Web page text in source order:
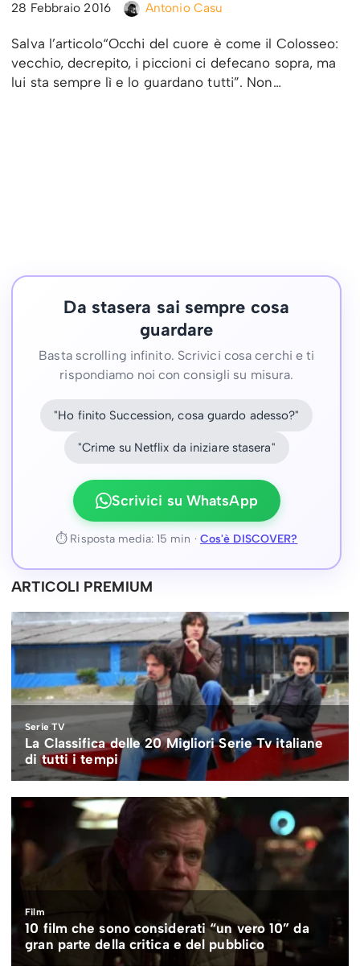
28 Febbraio 2016 Antonio Casu
Salva l’articolo“Occhi del cuore è come il Colosseo:
vecchio, decrepito, i piccioni ci defecano sopra, ma
lui sta sempre lì e lo guardano tutti”. Non…
Da stasera sai sempre cosa
guardare
Basta scrolling infinito. Scrivici cosa cerchi e ti
rispondiamo noi con consigli su misura.
"Ho finito Succession, cosa guardo adesso?"
"Crime su Netflix da iniziare stasera"
Scrivici su WhatsApp
⏱ Risposta media: 15 min · Cos'è DISCOVER?
ARTICOLI PREMIUM